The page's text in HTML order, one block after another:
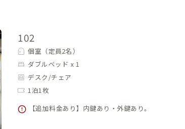
ことをおすすめします。きっと素敵な
102
個室（定員2名）
ダブルベッド x 1
デスク/チェア
1泊1枚
【追加料金あり】内鍵あり・外鍵あり。